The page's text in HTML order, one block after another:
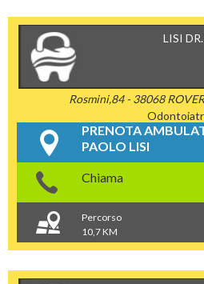
LISI
Rosmini,84 - 38068
PRENOTA
PAOLO LISI
Chiama
Percorso
10,7 KM